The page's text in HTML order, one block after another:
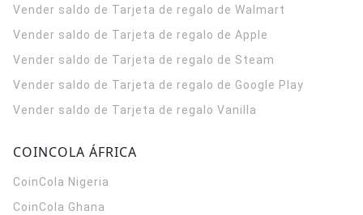
Vender saldo de Tarjeta de regalo de Walmart
Vender saldo de Tarjeta de regalo de Apple
Vender saldo de Tarjeta de regalo de Steam
Vender saldo de Tarjeta de regalo de Google Play
Vender saldo de Tarjeta de regalo Vanilla
COINCOLA ÁFRICA
CoinCola Nigeria
CoinCola Ghana